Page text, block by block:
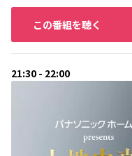
この番組を聴く
21:30 - 22:00